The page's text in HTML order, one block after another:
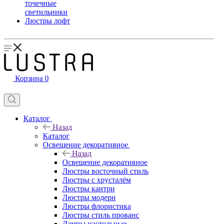
точечные
светильники
Люстры лофт
Корзина 0
Каталог
Назад
Каталог
Освещение декоративное
Назад
Освещение декоративное
Люстры восточный стиль
Люстры с хрусталём
Люстры кантри
Люстры модерн
Люстры флористика
Люстры стиль прованс